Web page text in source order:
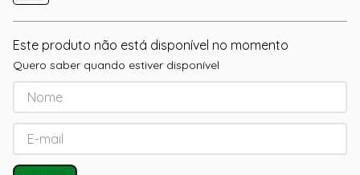
Este produto não está disponível no momento
Quero saber quando estiver disponível